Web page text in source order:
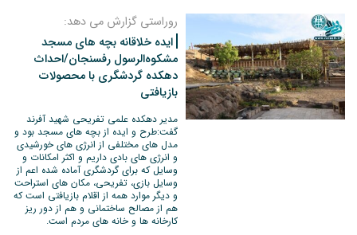
روراستی گزارش می دهد:
ایده خلاقانه بچه های مسجد
مشکوه‌الرسول رفسنجان/احداث
دهکده گردشگری با محصولات
بازیافتی
مدیر دهکده علمی تفریحی شهید آفرند
گفت:طرح و ایده از بچه های مسجد بود و
مدل های مختلفی از انرژی های خورشیدی
و انرژی های بادی داریم و اکثر امکانات و
وسایل که برای گردشگری آماده شده اعم از
وسایل بازی، تفریحی، مکان های استراحت
و دیگر موارد همه از اقلام بازیافتی است که
هم از مصالح ساختمانی و هم از دور ریز
کارخانه ها و خانه های مردم است.